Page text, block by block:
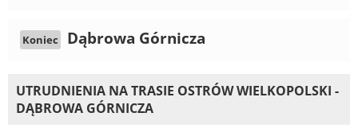
Koniec Dąbrowa Górnicza
UTRUDNIENIA NA TRASIE OSTRÓW WIELKOPOLSKI -
DĄBROWA GÓRNICZA